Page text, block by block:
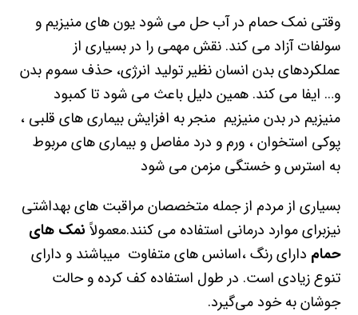
وقتی نمک حمام در آب حل می شود یون های منیزیم و
سولفات آزاد می کند. نقش مهمی را در بسیاری از
عملکردهای بدن انسان نظیر تولید انرژی، حذف سموم بدن
و… ایفا می کند. همین دلیل باعث می شود تا کمبود
منیزیم در بدن منیزیم منجر به افزایش بیماری های قلبی ،
پوکی استخوان ، ورم و درد مفاصل و بیماری های مربوط
به استرس و خستگی مزمن می شود
بسیاری از مردم از جمله متخصصان مراقبت های بهداشتی
نیزبرای موارد درمانی استفاده می کنند.معمولاً نمک های
حمام دارای رنگ ،اسانس های متفاوت میباشند و دارای
تنوع زیادی است. در طول استفاده کف کرده و حالت
جوشان به خود می‌گیرد.